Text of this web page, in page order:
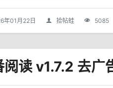
年01月22日 拾帖蛙 5085